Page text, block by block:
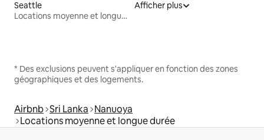
Seattle
Locations moyenne et longue durée
Afficher plus
* Des exclusions peuvent s'appliquer en fonction des zones
géographiques et des logements.
Airbnb Sri Lanka Nanuoya
Locations moyenne et longue durée